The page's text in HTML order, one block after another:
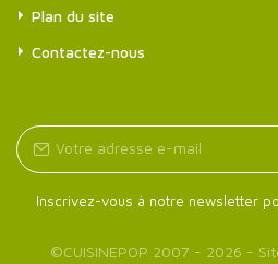
Plan du site
Contactez-nous
Inscrivez-vous à notre newsletter
©CUISINEPOP 2007 - 2026 -